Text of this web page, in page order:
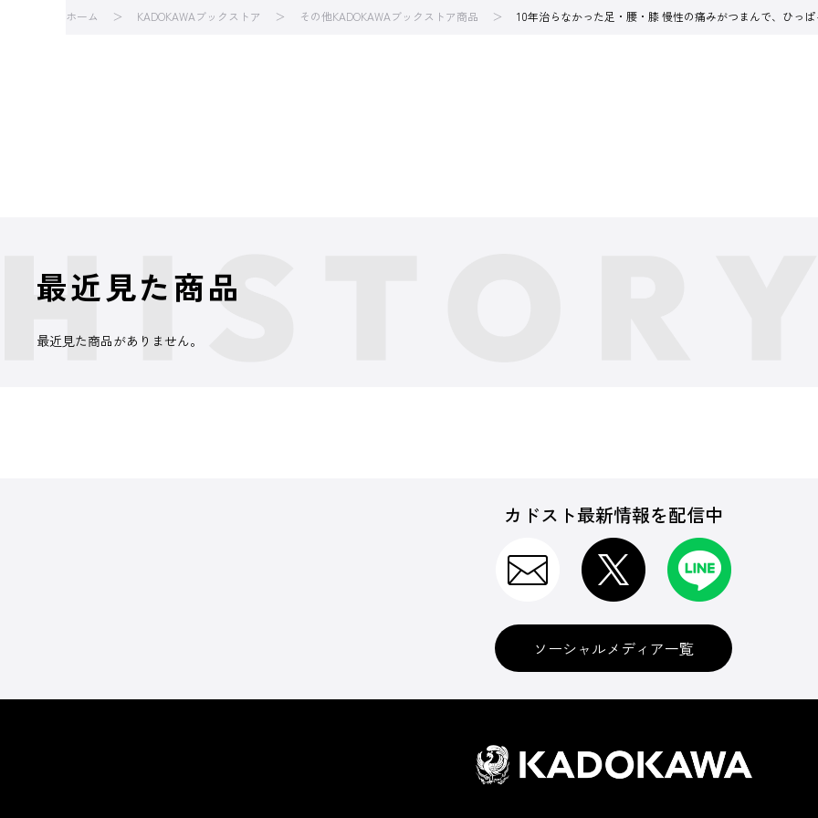
ホーム KADOKAWAブックストア その他KADOKAWAブックストア商品 10年治らなかった足・腰・膝 慢性の痛みがつまんで、ひっ
最近見た商品
最近見た商品がありません。
カドスト最新情報を配信中
ソーシャルメディア一覧